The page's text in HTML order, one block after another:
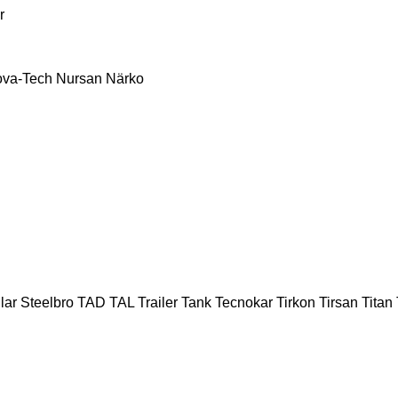
Tech Nursan Närko
Steelbro TAD TAL Trailer Tank Tecnokar Tirkon Tirsan Titan